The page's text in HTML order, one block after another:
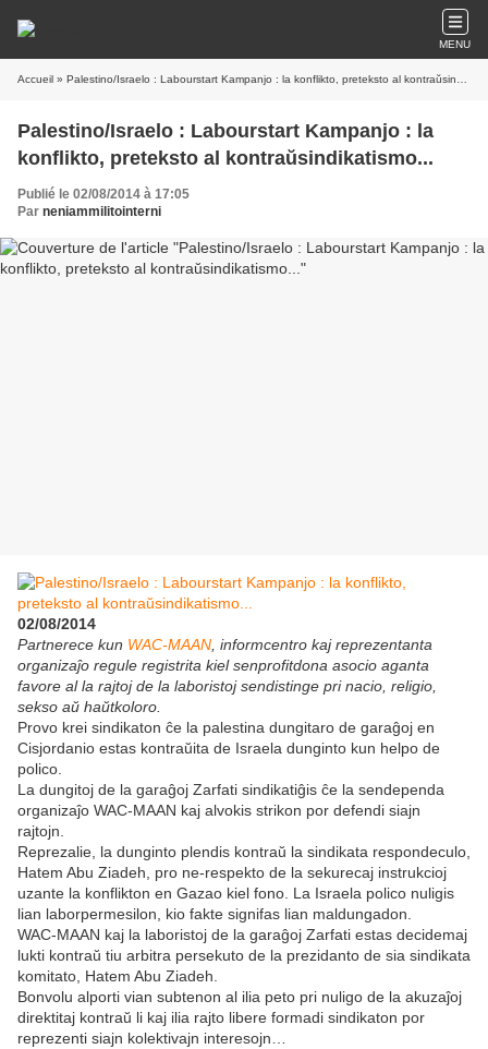
MENU
Accueil » Palestino/Israelo : Labourstart Kampanjo : la konflikto, preteksto al kontraŭsindikatismo...
Palestino/Israelo : Labourstart Kampanjo : la
konflikto, preteksto al kontraŭsindikatismo...
Publié le 02/08/2014 à 17:05
Par neniammilitointerni
02/08/2014
Partnerece kun WAC-MAAN , informcentro kaj reprezentanta
organizaĵo regule registrita kiel senprofitdona asocio aganta
favore al la rajtoj de la laboristoj sendistinge pri nacio, religio,
sekso aŭ haŭtkoloro.
Provo krei sindikaton ĉe la palestina dungitaro de garaĝoj en
Cisjordanio estas kontraŭita de Israela dunginto kun helpo de
polico.
La dungitoj de la garaĝoj Zarfati sindikatiĝis ĉe la sendependa
organizaĵo WAC-MAAN kaj alvokis strikon por defendi siajn
rajtojn.
Reprezalie, la dunginto plendis kontraŭ la sindikata respondeculo,
Hatem Abu Ziadeh, pro ne-respekto de la sekurecaj instrukcioj
uzante la konflikton en Gazao kiel fono. La Israela polico nuligis
lian laborpermesilon, kio fakte signifas lian maldungadon.
WAC-MAAN kaj la laboristoj de la garaĝoj Zarfati estas decidemaj
lukti kontraŭ tiu arbitra persekuto de la prezidanto de sia sindikata
komitato, Hatem Abu Ziadeh.
Bonvolu alporti vian subtenon al ilia peto pri nuligo de la akuzaĵoj
direktitaj kontraŭ li kaj ilia rajto libere formadi sindikaton por
reprezenti siajn kolektivajn interesojn…